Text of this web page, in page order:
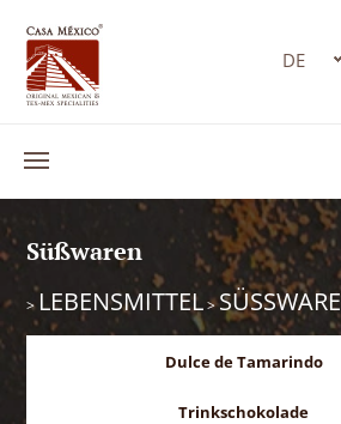
Süßwaren
> LEBENSMITTEL>SÜSSWAREN
Dulce de Tamarindo
Trinkschokolade